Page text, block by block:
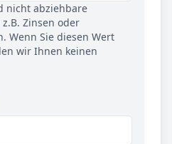
nicht abziehbare
Zinsen oder
Wenn Sie diesen Wert
wir Ihnen keinen